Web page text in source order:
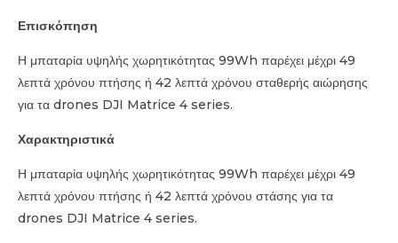
Επισκόπηση
Η μπαταρία υψηλής χωρητικότητας 99Wh παρέχει μέχρι 49
λεπτά χρόνου πτήσης ή 42 λεπτά χρόνου σταθερής αιώρησης
για τα drones DJI Matrice 4 series.
Χαρακτηριστικά
Η μπαταρία υψηλής χωρητικότητας 99Wh παρέχει μέχρι 49
λεπτά χρόνου πτήσης ή 42 λεπτά χρόνου στάσης για τα
drones DJI Matrice 4 series.